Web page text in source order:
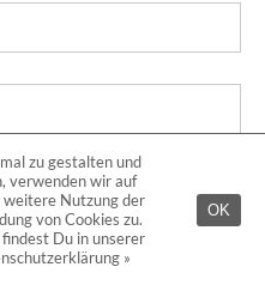
zu gestalten und
verwenden wir auf
weitere Nutzung der
von Cookies zu.
Du in unserer
»
OK